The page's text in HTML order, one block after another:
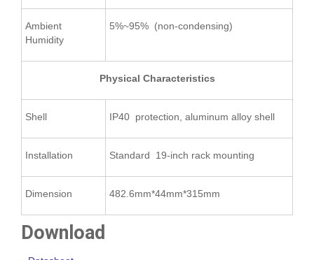
Ambient
Humidity
5%~95% (non-condensing)
Physical Characteristics
Shell IP40 protection, aluminum alloy shell
Installation Standard 19-inch rack mounting
Dimension 482.6mm*44mm*315mm
Download